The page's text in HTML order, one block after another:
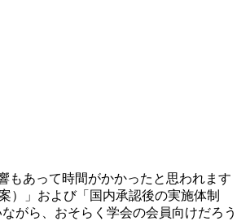
もあって時間がかかったと思われます
）」および「国内承認後の実施体制
がら、おそらく学会の会員向けだろう